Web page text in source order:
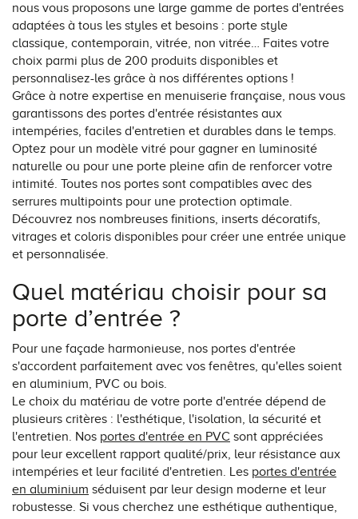
nous vous proposons une large gamme de portes d'entrées
adaptées à tous les styles et besoins : porte style
classique, contemporain, vitrée, non vitrée… Faites votre
choix parmi plus de 200 produits disponibles et
personnalisez-les grâce à nos différentes options !
Grâce à notre expertise en menuiserie française, nous vous
garantissons des portes d'entrée résistantes aux
intempéries, faciles d'entretien et durables dans le temps.
Optez pour un modèle vitré pour gagner en luminosité
naturelle ou pour une porte pleine afin de renforcer votre
intimité. Toutes nos portes sont compatibles avec des
serrures multipoints pour une protection optimale.
Découvrez nos nombreuses finitions, inserts décoratifs,
vitrages et coloris disponibles pour créer une entrée unique
et personnalisée.
Quel matériau choisir pour sa
porte d’entrée ?
Pour une façade harmonieuse, nos portes d'entrée
s'accordent parfaitement avec vos fenêtres, qu'elles soient
en aluminium, PVC ou bois.
Le choix du matériau de votre porte d'entrée dépend de
plusieurs critères : l'esthétique, l'isolation, la sécurité et
l'entretien. Nos portes d'entrée en PVC sont appréciées
pour leur excellent rapport qualité/prix, leur résistance aux
intempéries et leur facilité d'entretien. Les portes d'entrée
en aluminium séduisent par leur design moderne et leur
robustesse. Si vous cherchez une esthétique authentique,